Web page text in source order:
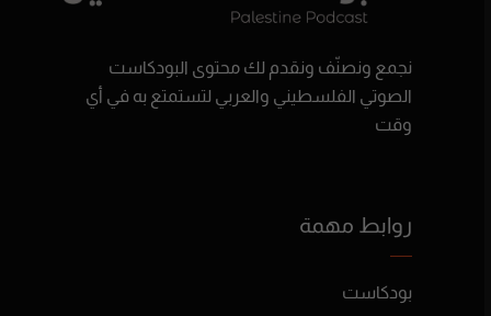
نجمع ونصنّف ونقدم لك محتوى البودكاست
الصوتي الفلسطيني والعربي لتستمتع به في أي
وقت
روابط مهمة
بودكاست